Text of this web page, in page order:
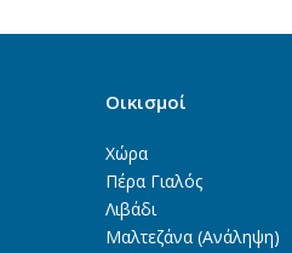
Οικισμοί
Χώρα
Πέρα Γιαλός
Λιβάδι
Μαλτεζάνα (Ανάληψη)